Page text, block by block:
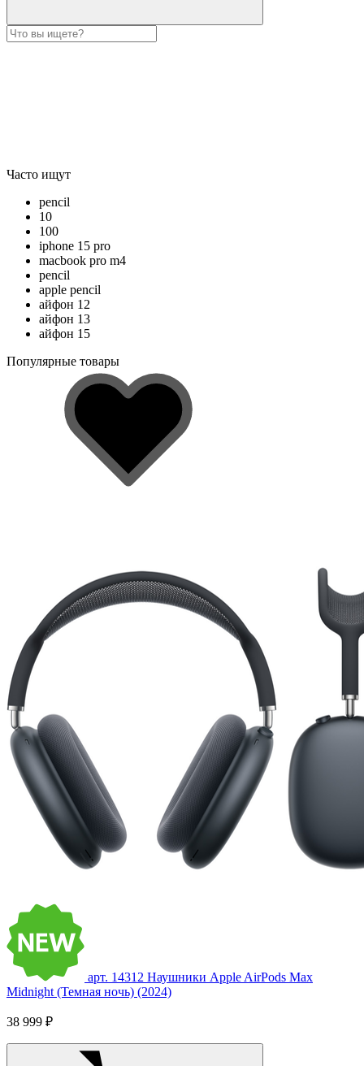
Часто ищут
pencil
10
100
iphone 15 pro
macbook pro m4
pencil
apple pencil
айфон 12
айфон 13
айфон 15
Популярные товары
арт. 14312 Наушники Apple AirPods Max
Midnight (Темная ночь) (2024)
38 999 ₽